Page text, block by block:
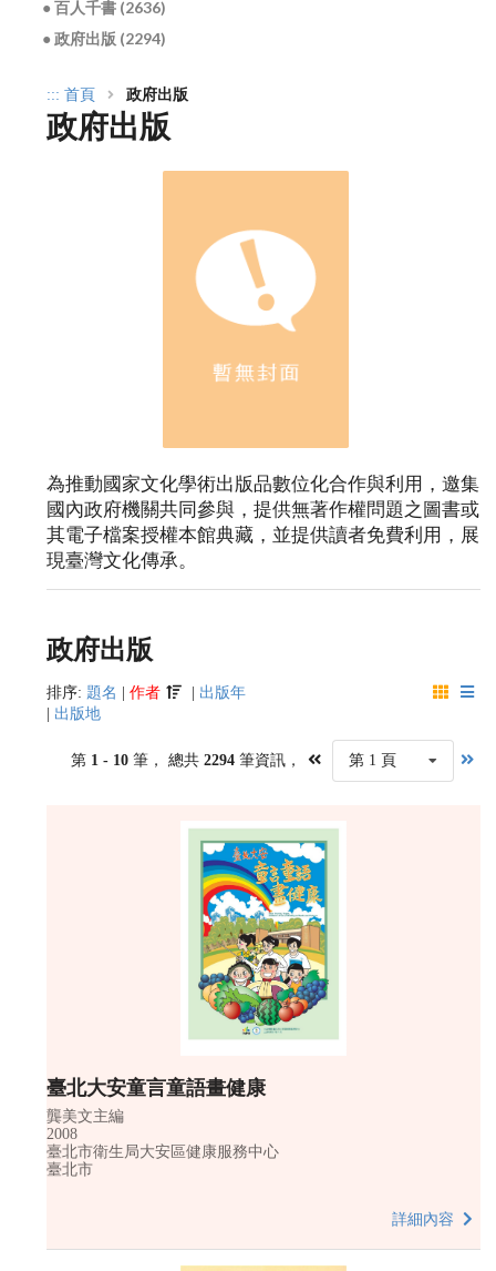
● 百人千書 (2636)
● 政府出版 (2294)
::: 首頁 政府出版
政府出版
為推動國家文化學術出版品數位化合作與利用，邀集
國內政府機關共同參與，提供無著作權問題之圖書或
其電子檔案授權本館典藏，並提供讀者免費利用，展
現臺灣文化傳承。
政府出版
排序: 題名 作者
出版年
出版地
第 1 - 10 筆， 總共 2294筆資訊， 第 1 頁
臺北大安童言童語畫健康
龔美文主編
2008
臺北市衛生局大安區健康服務中心
臺北市
詳細內容